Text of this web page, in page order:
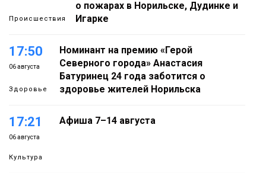
Происшествия
о пожарах в Норильске, Дудинке и
Игарке
17:50
06 августа
Здоровье
Номинант на премию «Герой
Северного города» Анастасия
Батуринец 24 года заботится о
здоровье жителей Норильска
17:21
06 августа
Культура
Афиша 7–14 августа